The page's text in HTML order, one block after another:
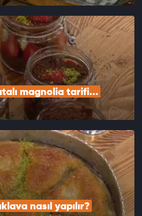
magnolia tarifi...
nasıl yapılır?